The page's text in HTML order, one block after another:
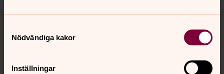
Nödvändiga kakor
Inställningar
Kontakt